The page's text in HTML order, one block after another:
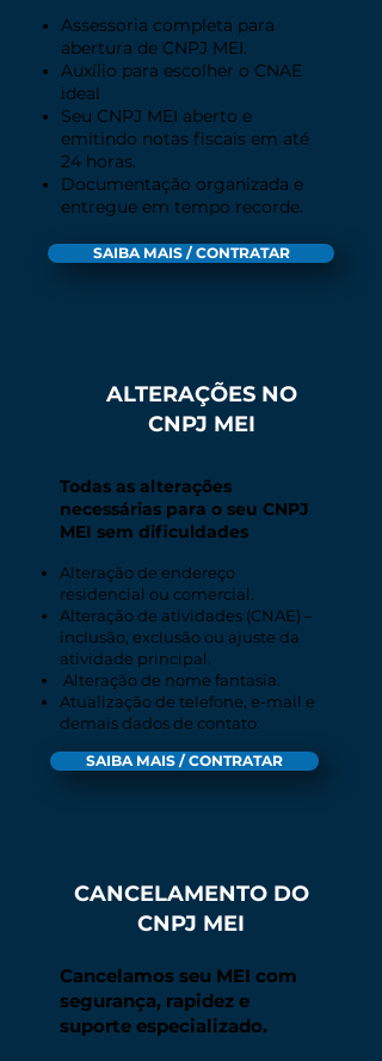
Assessoria completa para
abertura de CNPJ MEI.
Auxílio para escolher o CNAE
ideal
Seu CNPJ MEI aberto e
emitindo notas fiscais em até
24 horas.
Documentação organizada e
entregue em tempo recorde.
SAIBA MAIS / CONTRATAR
ALTERAÇÕES NO
CNPJ MEI
Todas as alterações
necessárias para o seu CNPJ
MEI sem dificuldades
Alteração de endereço
residencial ou comercial.
Alteração de atividades (CNAE) –
inclusão, exclusão ou ajuste da
atividade principal.
Alteração de nome fantasia.
Atualização de telefone, e-mail e
demais dados de contato.
SAIBA MAIS / CONTRATAR
CANCELAMENTO DO
CNPJ MEI
Cancelamos seu MEI com
segurança, rapidez e
suporte especializado.